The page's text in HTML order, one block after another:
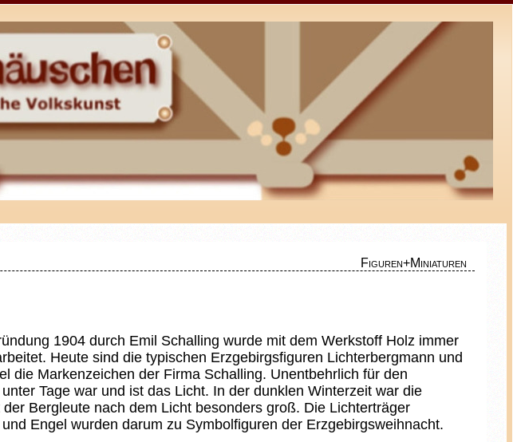
Figuren+Miniaturen
1904 durch Emil Schalling wurde mit dem Werkstoff Holz immer
Heute sind die typischen Erzgebirgsfiguren Lichterbergmann und
die Markenzeichen der Firma Schalling. Unentbehrlich für den
Tage war und ist das Licht. In der dunklen Winterzeit war die
der Bergleute nach dem Licht besonders groß. Die Lichterträger
Engel wurden darum zu Symbolfiguren der Erzgebirgsweihnacht.